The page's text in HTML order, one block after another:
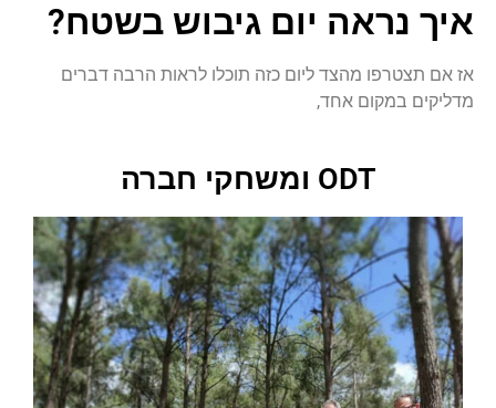
איך נראה יום גיבוש בשטח?
אז אם תצטרפו מהצד ליום כזה תוכלו לראות הרבה דברים
מדליקים במקום אחד,
ODT ומשחקי חברה